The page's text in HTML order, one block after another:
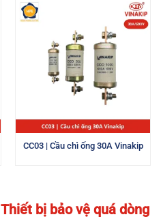
CC03 | Cầu chì ống 30A Vinakip
bị bảo vệ quá dòng